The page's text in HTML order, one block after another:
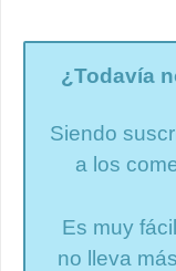
¿Todavía
Siendo
a los
Es muy
no lleva